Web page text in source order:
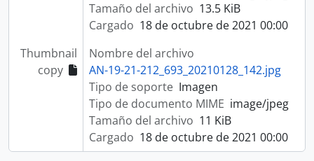
Tamaño del archivo 13.5 KiB
Cargado 18 de octubre de 2021 00:00
Thumbnail
copy
Nombre del archivo
AN-19-21-212_693_20210128_142.jpg
Tipo de soporte Imagen
Tipo de documento MIME image/jpeg
Tamaño del archivo 11 KiB
Cargado 18 de octubre de 2021 00:00